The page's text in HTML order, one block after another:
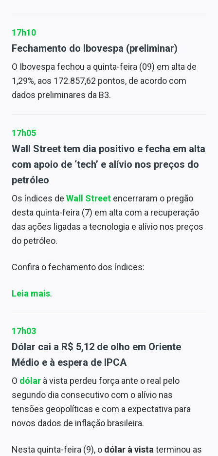
17h10
Fechamento do Ibovespa (preliminar)
O Ibovespa fechou a quinta-feira (09) em alta de
1,29%, aos 172.857,62 pontos, de acordo com
dados preliminares da B3.
17h05
Wall Street tem dia positivo e fecha em alta
com apoio de ‘tech’ e alívio nos preços do
petróleo
Os índices de Wall Street encerraram o pregão
desta quinta-feira (7) em alta com a recuperação
das ações ligadas a tecnologia e alívio nos preços
do petróleo.
Confira o fechamento dos índices:
Leia mais.
17h03
Dólar cai a R$ 5,12 de olho em Oriente
Médio e à espera de IPCA
O dólar à vista perdeu força ante o real pelo
segundo dia consecutivo com o alívio nas
tensões geopolíticas e com a expectativa para
novos dados de inflação brasileira.
Nesta quinta-feira (9), o dólar à vistaterminou as